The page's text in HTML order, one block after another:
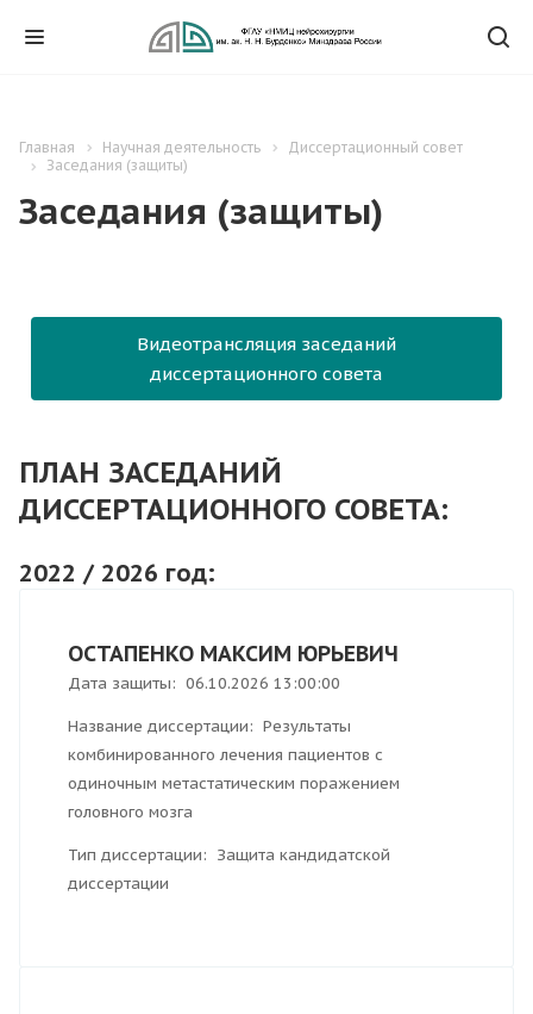
Главная Научная деятельность
Диссертационный совет
Заседания (защиты)
Заседания (защиты)
Видеотрансляция заседаний
диссертационного совета
ПЛАН ЗАСЕДАНИЙ
ДИССЕРТАЦИОННОГО СОВЕТА:
2022 / 2026 год:
ОСТАПЕНКО МАКСИМ ЮРЬЕВИЧ
Дата защиты: 06.10.2026 13:00:00
Название диссертации: Результаты
комбинированного лечения пациентов с
одиночным метастатическим поражением
головного мозга
Тип диссертации: Защита кандидатской
диссертации